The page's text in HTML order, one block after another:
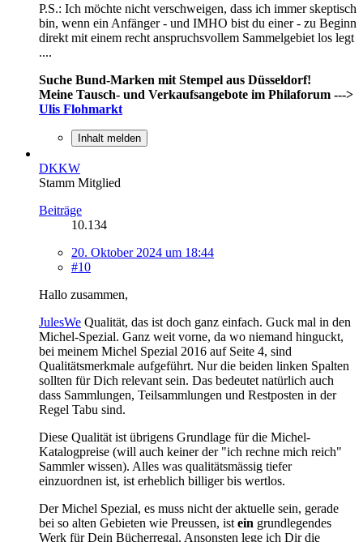
P.S.: Ich möchte nicht verschweigen, dass ich immer skeptisch
bin, wenn ein Anfänger - und IMHO bist du einer - zu Beginn
direkt mit einem recht anspruchsvollem Sammelgebiet los legt
....
Suche Bund-Marken mit Stempel aus Düsseldorf!
Meine Tausch- und Verkaufsangebote im Philaforum --->
Ulis Flohmarkt
Inhalt melden
DKKW
Stamm Mitglied
Beiträge
10.134
20. Oktober 2024 um 18:44
#10
Hallo zusammen,
JulesWe Qualität, das ist doch ganz einfach. Guck mal in den
Michel-Spezial. Ganz weit vorne, da wo niemand hinguckt,
bei meinem Michel Spezial 2016 auf Seite 4, sind
Qualitätsmerkmale aufgeführt. Nur die beiden linken Spalten
sollten für Dich relevant sein. Das bedeutet natürlich auch
dass Sammlungen, Teilsammlungen und Restposten in der
Regel Tabu sind.
Diese Qualität ist übrigens Grundlage für die Michel-
Katalogpreise (will auch keiner der "ich rechne mich reich"
Sammler wissen). Alles was qualitätsmässig tiefer
einzuordnen ist, ist erheblich billiger bis wertlos.
Der Michel Spezial, es muss nicht der aktuelle sein, gerade
bei so alten Gebieten wie Preussen, ist ein grundlegendes
Werk für Dein Bücherregal. Ansonsten lege ich Dir die